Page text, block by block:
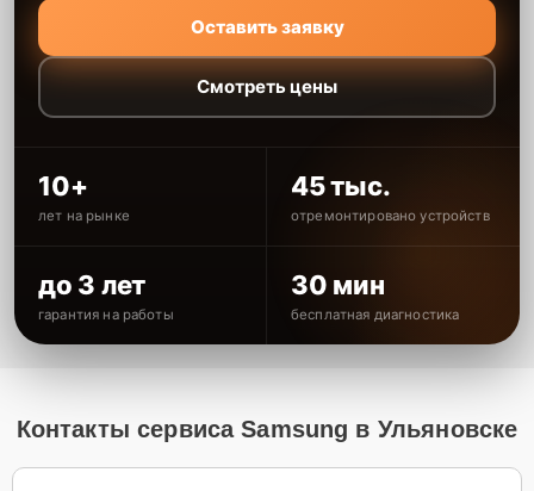
Оставить заявку
Смотреть цены
10+
лет на рынке
45 тыс.
отремонтировано устройств
до 3 лет
гарантия на работы
30 мин
бесплатная диагностика
Контакты сервиса Samsung в Ульяновске